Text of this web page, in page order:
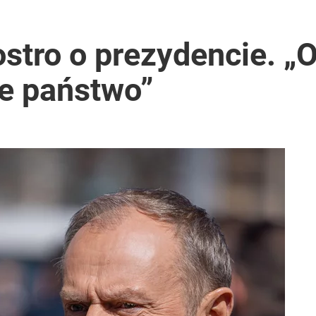
pokazuje nastroje Ukraińców
postępach” ws. Rosji i Ukrainy
o prezydencie.
państwo”